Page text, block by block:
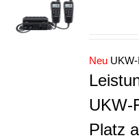
Neu UKW-
UKW-
Platz